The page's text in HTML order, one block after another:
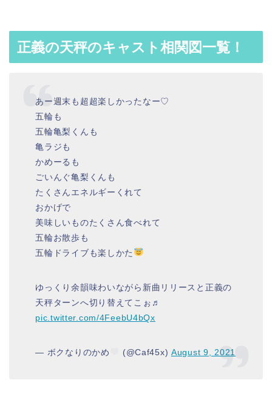
正義の天秤のキャスト相関図一覧！
あー週末も超超楽しかったなー♡
五輪も
五輪亀梨くんも
亀ラジも
かめーるも
ごいんぐ亀梨くんも
たくさんエネルギーくれて
おかげで
美味しいものたくさん食べれて
五輪お散歩も
五輪ドライブも楽しかた
ゆっくり余韻味わいながら新曲リリースと正義の
天秤ターンへ切り替えてこぉ♬
pic.twitter.com/4FeebU4bQx
— ボクなりのかめ (@Caf45x) August 9, 2021